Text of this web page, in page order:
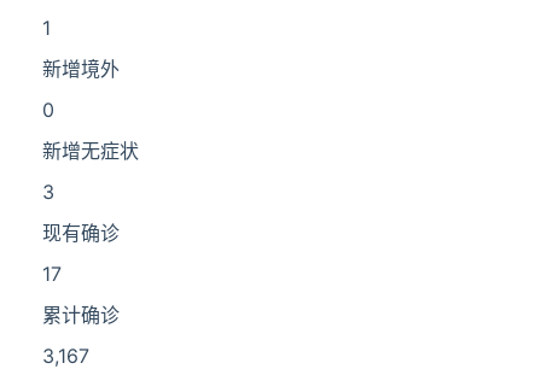
1
新增境外
0
新增无症状
3
现有确诊
17
累计确诊
3,167